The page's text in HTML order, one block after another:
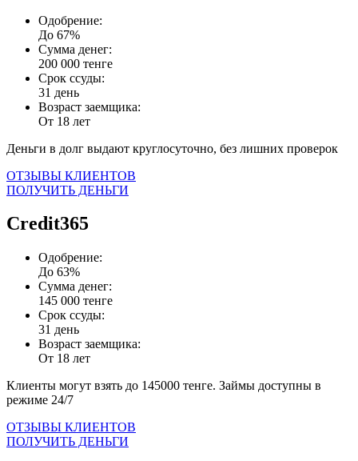
Одобрение:
До 67%
Сумма денег:
200 000 тенге
Срок ссуды:
31 день
Возраст заемщика:
От 18 лет
Деньги в долг выдают круглосуточно, без лишних проверок
ОТЗЫВЫ КЛИЕНТОВ
ПОЛУЧИТЬ ДЕНЬГИ
Credit365
Одобрение:
До 63%
Сумма денег:
145 000 тенге
Срок ссуды:
31 день
Возраст заемщика:
От 18 лет
Клиенты могут взять до 145000 тенге. Займы доступны в
режиме 24/7
ОТЗЫВЫ КЛИЕНТОВ
ПОЛУЧИТЬ ДЕНЬГИ